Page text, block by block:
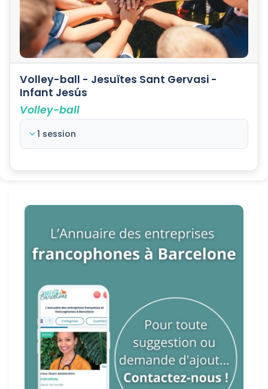
Volley-ball - Jesuïtes Sant Gervasi -
Infant Jesús
Volley-ball
1 session